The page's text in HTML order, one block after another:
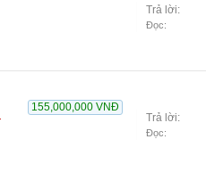
Trả lời:
Đọc:
155,000,000 VNĐ
Trả lời:
Đọc: